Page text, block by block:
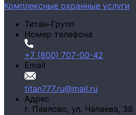
Комплексные охранные услуги
Титан-Групп
Номер телефона
+7 (800) 707-00-42
Email
titan777.ru@mail.ru
Адрес
г. Павлово, ул. Чапаева, 38